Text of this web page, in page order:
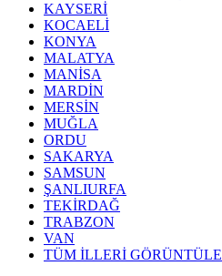
KAYSERİ
KOCAELİ
KONYA
MALATYA
MANİSA
MARDİN
MERSİN
MUĞLA
ORDU
SAKARYA
SAMSUN
ŞANLIURFA
TEKİRDAĞ
TRABZON
VAN
TÜM İLLERİ GÖRÜNTÜLE